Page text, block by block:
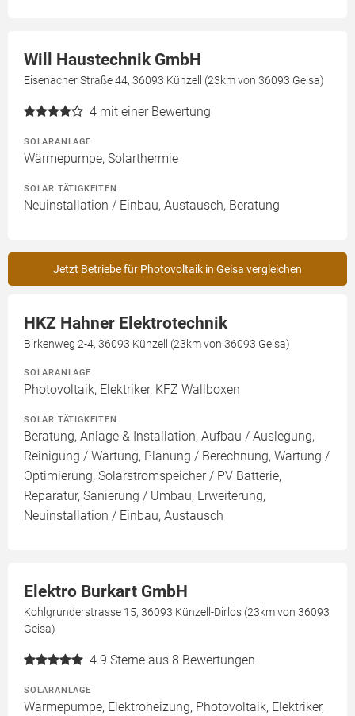
Will Haustechnik GmbH
Eisenacher Straße 44, 36093 Künzell (23km von 36093 Geisa)
4 mit einer Bewertung
SOLARANLAGE
Wärmepumpe, Solarthermie
SOLAR TÄTIGKEITEN
Neuinstallation / Einbau, Austausch, Beratung
Jetzt Betriebe für Photovoltaik in Geisa vergleichen
HKZ Hahner Elektrotechnik
Birkenweg 2-4, 36093 Künzell (23km von 36093 Geisa)
SOLARANLAGE
Photovoltaik, Elektriker, KFZ Wallboxen
SOLAR TÄTIGKEITEN
Beratung, Anlage & Installation, Aufbau / Auslegung,
Reinigung / Wartung, Planung / Berechnung, Wartung /
Optimierung, Solarstromspeicher / PV Batterie,
Reparatur, Sanierung / Umbau, Erweiterung,
Neuinstallation / Einbau, Austausch
Elektro Burkart GmbH
Kohlgrunderstrasse 15, 36093 Künzell-Dirlos (23km von 36093
Geisa)
4.9 Sterne aus 8 Bewertungen
SOLARANLAGE
Wärmepumpe, Elektroheizung, Photovoltaik, Elektriker,